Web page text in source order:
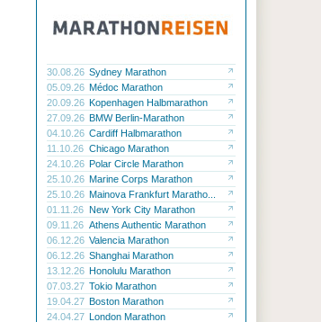
30.08.26 Sydney Marathon
05.09.26 Médoc Marathon
20.09.26 Kopenhagen Halbmarathon
27.09.26 BMW Berlin-Marathon
04.10.26 Cardiff Halbmarathon
11.10.26 Chicago Marathon
24.10.26 Polar Circle Marathon
25.10.26 Marine Corps Marathon
25.10.26 Mainova Frankfurt Maratho...
01.11.26 New York City Marathon
09.11.26 Athens Authentic Marathon
06.12.26 Valencia Marathon
06.12.26 Shanghai Marathon
13.12.26 Honolulu Marathon
07.03.27 Tokio Marathon
19.04.27 Boston Marathon
24.04.27 London Marathon